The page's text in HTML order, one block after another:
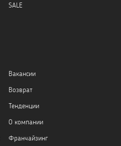
SALE
Вакансии
Возврат
Тенденции
О компании
Франчайзинг